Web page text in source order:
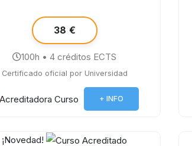
38 €
100h • 4 créditos ECTS
Certificado oficial por Universidad
+ INFO
¡Novedad!